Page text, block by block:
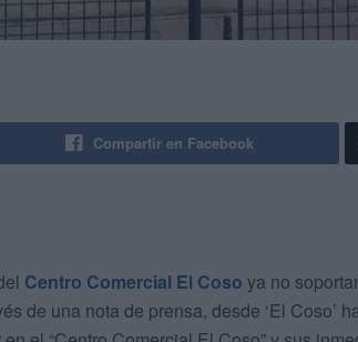
Compartir en Facebook
Centro Comercial El Coso ya no
de una nota de prensa, desde ‘El Coso’